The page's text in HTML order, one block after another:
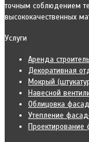
точным соблюдением
высококачественных
Услуги
Аренда
Декоративная
Мокрый
Навесной
Облицовка
Утепление
Проектирование